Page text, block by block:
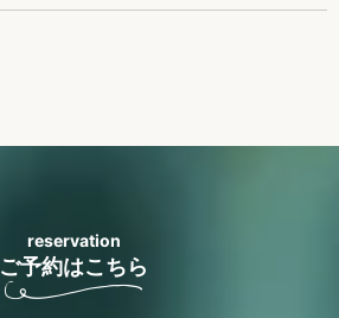
reservation
ご予約はこちら